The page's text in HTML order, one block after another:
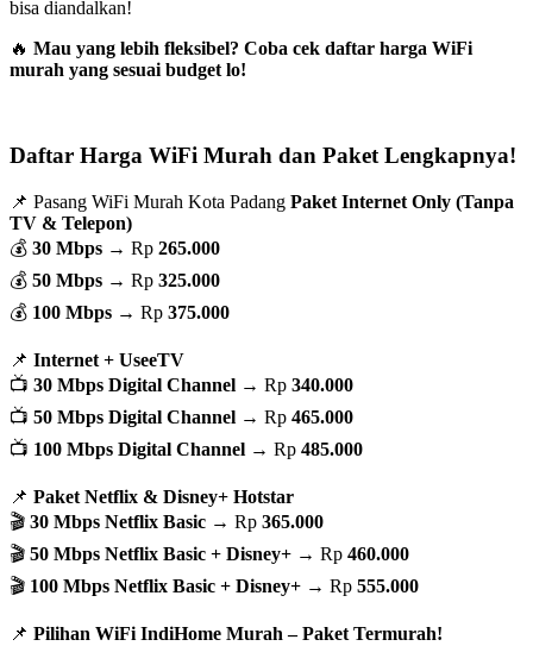
bisa diandalkan!
🔥 Mau yang lebih fleksibel? Coba cek daftar harga WiFi
murah yang sesuai budget lo!
Daftar Harga WiFi Murah dan Paket Lengkapnya!
📌 Pasang WiFi Murah Kota Padang Paket Internet Only (Tanpa
TV & Telepon)
💰 30 Mbps → Rp 265.000
💰 50 Mbps → Rp 325.000
💰 100 Mbps → Rp 375.000
📌 Internet + UseeTV
📺 30 Mbps Digital Channel → Rp 340.000
📺 50 Mbps Digital Channel → Rp 465.000
📺 100 Mbps Digital Channel → Rp 485.000
📌 Paket Netflix & Disney+ Hotstar
🎬 30 Mbps Netflix Basic → Rp 365.000
🎬 50 Mbps Netflix Basic + Disney+ → Rp 460.000
🎬 100 Mbps Netflix Basic + Disney+ → Rp 555.000
📌 Pilihan WiFi IndiHome Murah – Paket Termurah!